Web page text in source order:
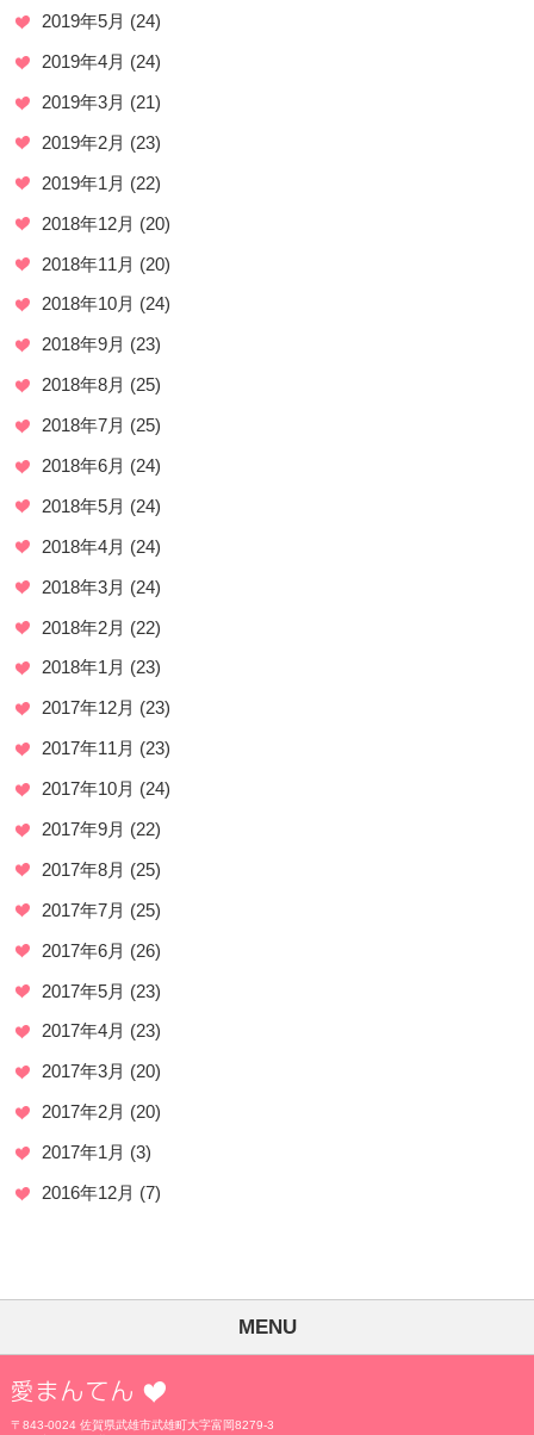
2019年5月 (24)
2019年4月 (24)
2019年3月 (21)
2019年2月 (23)
2019年1月 (22)
2018年12月 (20)
2018年11月 (20)
2018年10月 (24)
2018年9月 (23)
2018年8月 (25)
2018年7月 (25)
2018年6月 (24)
2018年5月 (24)
2018年4月 (24)
2018年3月 (24)
2018年2月 (22)
2018年1月 (23)
2017年12月 (23)
2017年11月 (23)
2017年10月 (24)
2017年9月 (22)
2017年8月 (25)
2017年7月 (25)
2017年6月 (26)
2017年5月 (23)
2017年4月 (23)
2017年3月 (20)
2017年2月 (20)
2017年1月 (3)
2016年12月 (7)
MENU
愛まんてん
〒843-0024 佐賀県武雄市武雄町大字富岡8279-3